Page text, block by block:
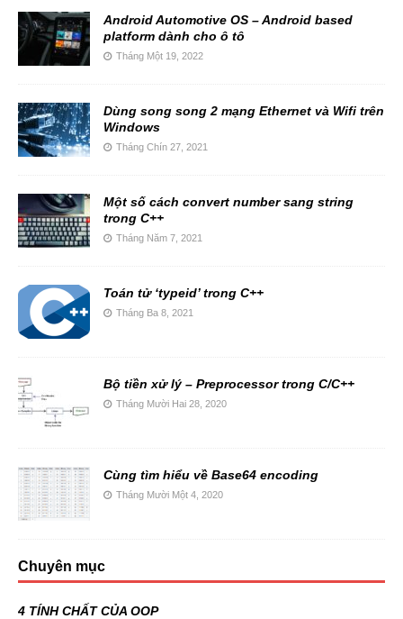
Android Automotive OS – Android based
platform dành cho ô tô
Tháng Một 19, 2022
Dùng song song 2 mạng Ethernet và Wifi trên
Windows
Tháng Chín 27, 2021
Một số cách convert number sang string
trong C++
Tháng Năm 7, 2021
Toán tử ‘typeid’ trong C++
Tháng Ba 8, 2021
Bộ tiền xử lý – Preprocessor trong C/C++
Tháng Mười Hai 28, 2020
Cùng tìm hiểu về Base64 encoding
Tháng Mười Một 4, 2020
Chuyên mục
4 TÍNH CHẤT CỦA OOP